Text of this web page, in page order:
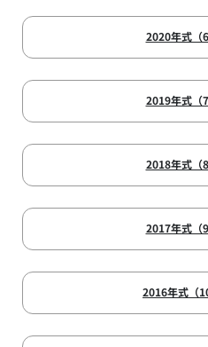
2020年式（6
2019年式（7
2018年式（8
2017年式（9
2016年式（